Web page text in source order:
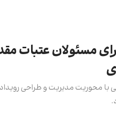
مسئولان عتبات
محوریت مدیریت و طراحی